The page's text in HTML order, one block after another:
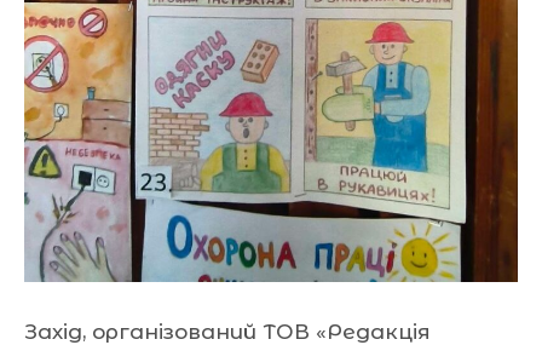
Захід, організований ТОВ «Редакція